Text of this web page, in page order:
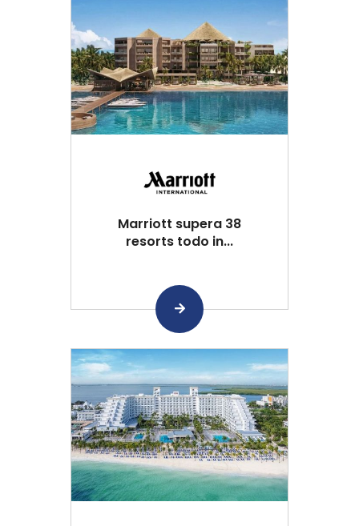
Marriott supera 38
resorts todo in...